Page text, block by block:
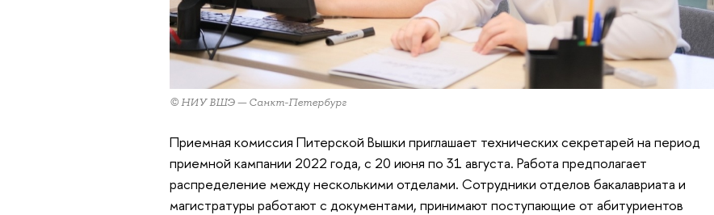
© НИУ ВШЭ — Санкт-Петербург
Приемная комиссия Питерской Вышки приглашает технических секретарей на период
приемной кампании 2022 года, с 20 июня по 31 августа. Работа предполагает
распределение между несколькими отделами. Сотрудники отделов бакалавриата и
магистратуры работают с документами, принимают поступающие от абитуриентов